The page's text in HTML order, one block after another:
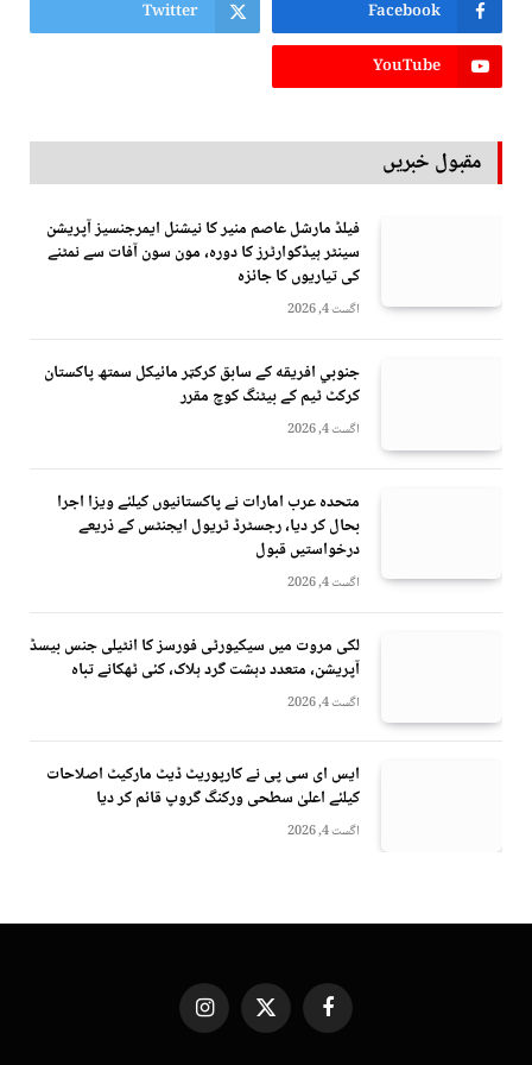
Facebook
Twitter
YouTube
مقبول خبریں
فیلڈ مارشل عاصم منیر کا نیشنل ایمرجنسیز آپریشن
سینٹر ہیڈکوارٹرز کا دورہ، مون سون آفات سے نمٹنے
کی تیاریوں کا جائزہ
اگست 4, 2026
جنوبي افريقه کے سابق کرکټر مائیکل سمتھ پاکستان
کرکٹ ٹیم کے بیٹنگ کوچ مقرر
اگست 4, 2026
متحدہ عرب امارات نے پاکستانیوں کیلئے ویزا اجرا
بحال کر دیا، رجسٹرڈ ٹریول ایجنٹس کے ذریعے
درخواستیں قبول
اگست 4, 2026
لکی مروت میں سیکیورٹی فورسز کا انٹیلی جنس بیسڈ
آپریشن، متعدد دہشت گرد ہلاک، کئی ٹھکانے تباہ
اگست 4, 2026
ایس ای سی پی نے کارپوریٹ ڈیٹ مارکیٹ اصلاحات
کیلئے اعلیٰ سطحی ورکنگ گروپ قائم کر دیا
اگست 4, 2026
Facebook
X
(Twitter)
Instagram